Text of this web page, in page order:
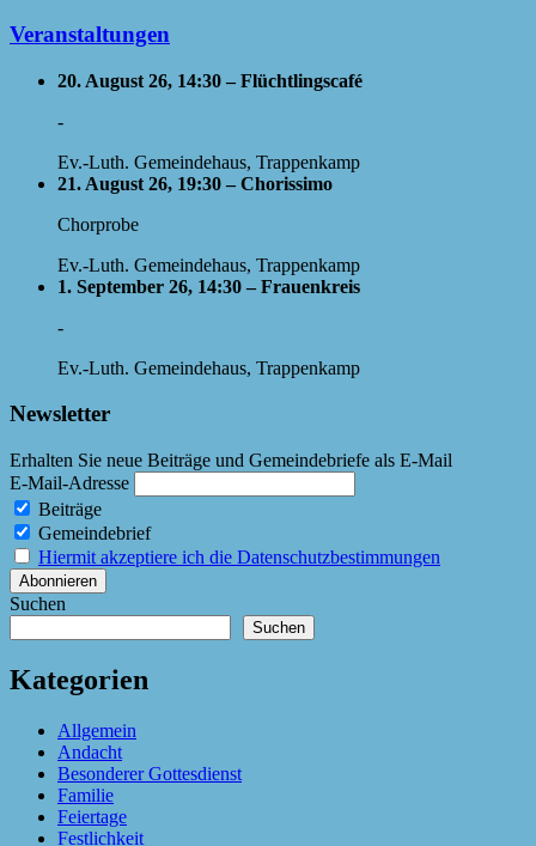
Veranstaltungen
20. August 26, 14:30 – Flüchtlingscafé
-
Ev.-Luth. Gemeindehaus, Trappenkamp
21. August 26, 19:30 – Chorissimo
Chorprobe
Ev.-Luth. Gemeindehaus, Trappenkamp
1. September 26, 14:30 – Frauenkreis
-
Ev.-Luth. Gemeindehaus, Trappenkamp
Newsletter
Erhalten Sie neue Beiträge und Gemeindebriefe als E-Mail
E-Mail-Adresse
Beiträge
Gemeindebrief
Hiermit akzeptiere ich die Datenschutzbestimmungen
Suchen
Suchen
Kategorien
Allgemein
Andacht
Besonderer Gottesdienst
Familie
Feiertage
Festlichkeit